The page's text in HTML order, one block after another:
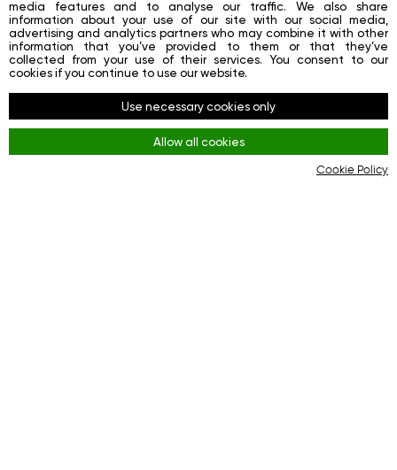
Contacts
Registration
Login
Seguici su
Facebook
media features and to analyse our traffic. We also share
information about your use of our site with our social media,
advertising and analytics partners who may combine it with other
information that you’ve provided to them or that they’ve
collected from your use of their services. You consent to our
cookies if you continue to use our website.
Use necessary cookies only
Allow all cookies
Cookie Policy